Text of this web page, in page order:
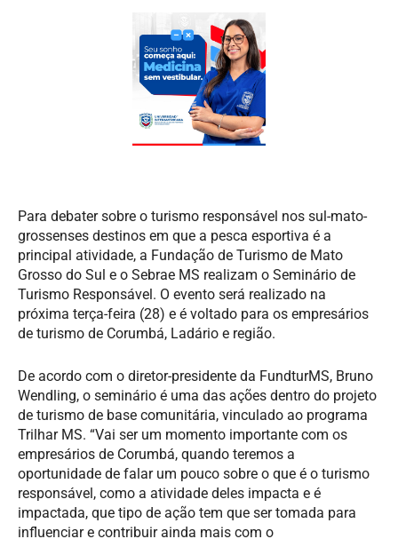
Para debater sobre o turismo responsável nos sul-mato-
grossenses destinos em que a pesca esportiva é a
principal atividade, a Fundação de Turismo de Mato
Grosso do Sul e o Sebrae MS realizam o Seminário de
Turismo Responsável. O evento será realizado na
próxima terça-feira (28) e é voltado para os empresários
de turismo de Corumbá, Ladário e região.
De acordo com o diretor-presidente da FundturMS, Bruno
Wendling, o seminário é uma das ações dentro do projeto
de turismo de base comunitária, vinculado ao programa
Trilhar MS. “Vai ser um momento importante com os
empresários de Corumbá, quando teremos a
oportunidade de falar um pouco sobre o que é o turismo
responsável, como a atividade deles impacta e é
impactada, que tipo de ação tem que ser tomada para
influenciar e contribuir ainda mais com o